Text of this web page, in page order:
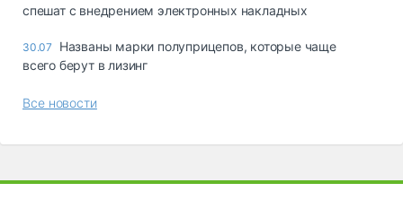
спешат с внедрением электронных накладных
30.07
Названы марки полуприцепов, которые чаще
всего берут в лизинг
Все новости